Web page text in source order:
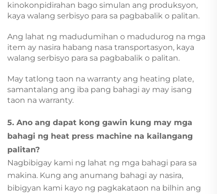
kinokonpidirahan bago simulan ang produksyon,
kaya walang serbisyo para sa pagbabalik o palitan.
Ang lahat ng madudumihan o madudurog na mga
item ay nasira habang nasa transportasyon, kaya
walang serbisyo para sa pagbabalik o palitan.
May tatlong taon na warranty ang heating plate,
samantalang ang iba pang bahagi ay may isang
taon na warranty.
5. Ano ang dapat kong gawin kung may mga
bahagi ng heat press machine na kailangang
palitan?
Nagbibigay kami ng lahat ng mga bahagi para sa
makina. Kung ang anumang bahagi ay nasira,
bibigyan kami kayo ng pagkakataon na bilhin ang